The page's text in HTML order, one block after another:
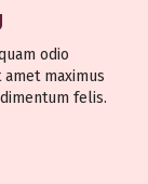
odio
maximus
felis.